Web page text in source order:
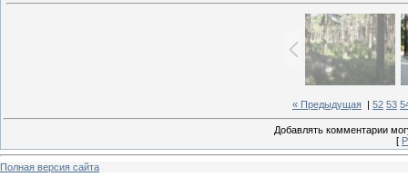
« Предыдущая 52 53
Добавлять комментарии
[
Полная версия сайта